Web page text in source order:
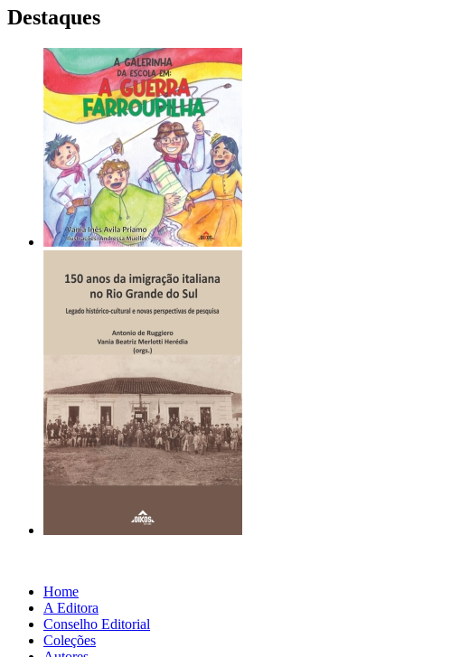
Destaques
Home
A Editora
Conselho Editorial
Coleções